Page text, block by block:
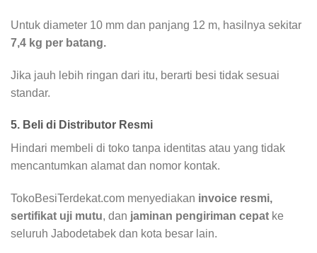
Untuk diameter 10 mm dan panjang 12 m, hasilnya sekitar
7,4 kg per batang.
Jika jauh lebih ringan dari itu, berarti besi tidak sesuai
standar.
5. Beli di Distributor Resmi
Hindari membeli di toko tanpa identitas atau yang tidak
mencantumkan alamat dan nomor kontak.
TokoBesiTerdekat.com menyediakan invoice resmi,
sertifikat uji mutu, dan jaminan pengiriman cepat ke
seluruh Jabodetabek dan kota besar lain.